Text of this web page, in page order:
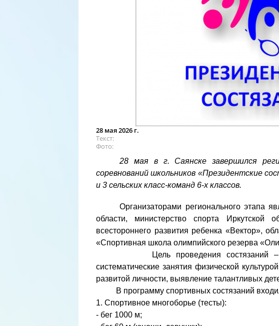
28 мая 2026 г.
Текст
Фото
28 мая в г. Саянске завершился
соревнований школьников «Президентские
и 3 сельских класс-команд 6-х классов.
Организаторами регионального этапа
области, министерство спорта
всестороннего развития ребенка «Вектор»,
«Спортивная школа олимпийского резерва
Цель проведения состязаний –
систематические занятия физической
развитой личности, выявление талантливых
В программу спортивных состязаний
1. Спортивное многоборье (тесты):
- бег 1000 м;